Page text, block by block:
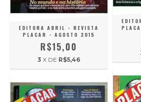
EDITORA ABRIL - REVISTA
PLACAR - AGOSTO 2015
R$15,00
3 X DE R$5,46